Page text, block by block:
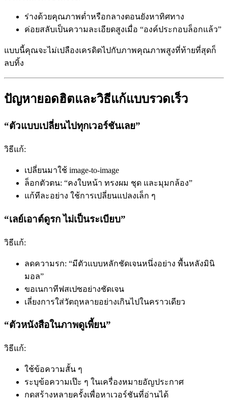
ร่างด้วยคุณภาพต่ำหรือกลางตอนยังหาทิศทาง
ค่อยสลับเป็นความละเอียดสูงเมื่อ “องค์ประกอบล็อกแล้ว”
แบบนี้คุณจะไม่เปลืองเครดิตไปกับภาพคุณภาพสูงที่ท้ายที่สุดก็
ลบทิ้ง
ปัญหายอดฮิตและวิธีแก้แบบรวดเร็ว
“ตัวแบบเปลี่ยนไปทุกเวอร์ชันเลย”
วิธีแก้:
เปลี่ยนมาใช้ image-to-image
ล็อกตัวตน: “คงใบหน้า ทรงผม ชุด และมุมกล้อง”
แก้ทีละอย่าง ใช้การเปลี่ยนแปลงเล็ก ๆ
“เลย์เอาต์ดูรก ไม่เป็นระเบียบ”
วิธีแก้:
ลดความรก: “มีตัวแบบหลักชัดเจนหนึ่งอย่าง พื้นหลังมินิ
มอล”
ขอเนกาทีฟสเปซอย่างชัดเจน
เลี่ยงการใส่วัตถุหลายอย่างเกินไปในคราวเดียว
“ตัวหนังสือในภาพดูเพี้ยน”
วิธีแก้:
ใช้ข้อความสั้น ๆ
ระบุข้อความเป๊ะ ๆ ในเครื่องหมายอัญประกาศ
กดสร้างหลายครั้งเพื่อหาเวอร์ชันที่อ่านได้